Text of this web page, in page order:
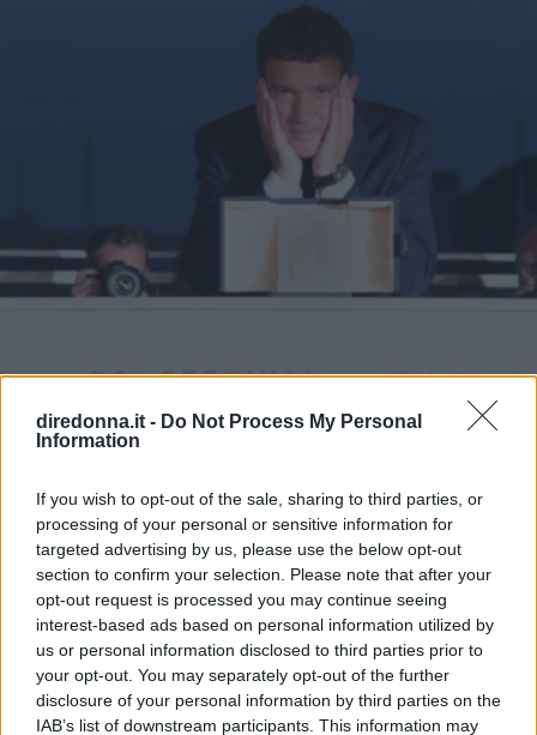
diredonna.it - Do Not Process My Personal
Information
If you wish to opt-out of the sale, sharing to third parties, or
processing of your personal or sensitive information for
targeted advertising by us, please use the below opt-out
section to confirm your selection. Please note that after your
opt-out request is processed you may continue seeing
interest-based ads based on personal information utilized by
us or personal information disclosed to third parties prior to
your opt-out. You may separately opt-out of the further
disclosure of your personal information by third parties on the
IAB’s list of downstream participants. This information may
SPETTACOLO
Banderas, 60 anni in
quarantena: positivo al Covid
Da sex simbol ad attore impegnato, la scalata del divo
spagnolo
GABRIELE DEL BUONO